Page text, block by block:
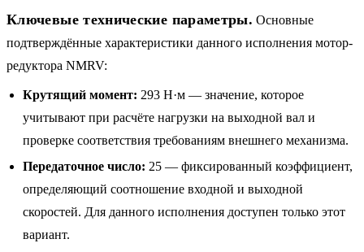
Ключевые технические параметры. Основные
подтверждённые характеристики данного исполнения мотор-
редуктора NMRV:
Крутящий момент: 293 Н·м — значение, которое
учитывают при расчёте нагрузки на выходной вал и
проверке соответствия требованиям внешнего механизма.
Передаточное число: 25 — фиксированный коэффициент,
определяющий соотношение входной и выходной
скоростей. Для данного исполнения доступен только этот
вариант.